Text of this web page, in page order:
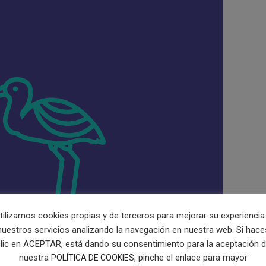
cookies propias y de terceros para mejorar su
servicios analizando la navegación en nuestra web. Si
en ACEPTAR, está dando su consentimiento para la aceptación
nuestra POLÍTICA DE COOKIES, pinche el enlace para mayor